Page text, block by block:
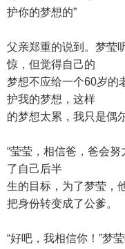
护你的梦想的”
父亲郑重的说到。梦莹
惊，但觉得自己的
梦想不应给一个60岁的
护我的梦想，这样
的梦想太累，我只是偶
“莹莹，相信爸，爸会
了自己后半
生的目标，为了梦莹，
把身份转变成了公爹。
“好吧，我相信你！”梦